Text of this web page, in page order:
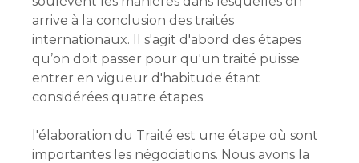
arrive à la conclusion des traités
internationaux. Il s'agit d'abord des étapes
qu’on doit passer pour qu'un traité puisse
entrer en vigueur d'habitude étant
considérées quatre étapes.
l'élaboration du Traité est une étape où sont
importantes les négociations. Nous avons la